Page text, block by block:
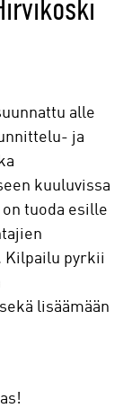
alle
ja
kuuluvissa
tuoda esille
Kilpailu pyrkii
lisäämään